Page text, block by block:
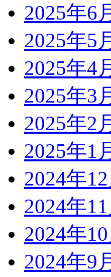
2025年6
2025年5
2025年4
2025年3
2025年2
2025年1
2024年12
2024年11
2024年10
2024年9